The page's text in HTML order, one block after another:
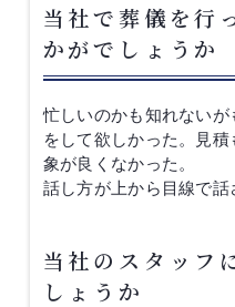
当社で葬儀を行
かがでしょうか
忙しいのかも知れない
をして欲しかった。見
象が良くなかった。
話し方が上から目線で話
当社のスタッフ
しょうか